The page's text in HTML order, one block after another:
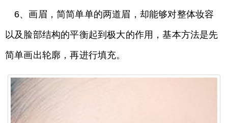
6、画眉，简简单单的两道眉，却能够对整体妆容
以及脸部结构的平衡起到极大的作用，基本方法是先
简单画出轮廓，再进行填充。